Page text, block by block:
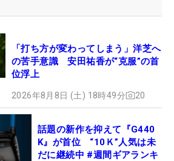
「打ち方が変わってしまう」洋芝へ
の苦手意識 安田祐香が“克服”の首
位浮上
2026年8月8日 (土) 18時49分 20
話題の新作を抑えて『G440
K』が首位 “10Ｋ”人気は未
だに継続中 #週間ギアランキ